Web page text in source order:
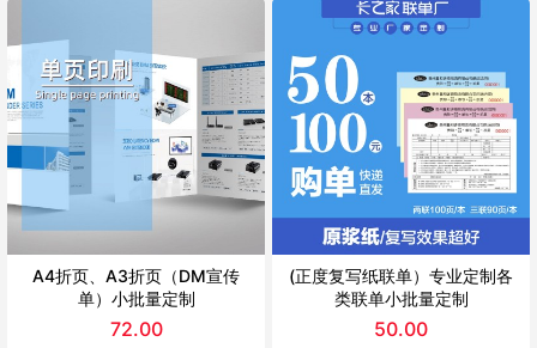
A4折页、A3折页（DM宣传
单）小批量定制
72.00
(正度复写纸联单）专业定制各
类联单小批量定制
50.00